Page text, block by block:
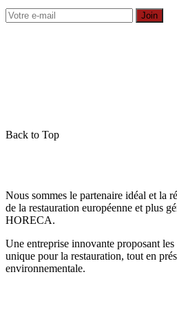
Join
Back to Top
Nous sommes le partenaire idéal et la
de la restauration européenne et plus
HORECA.
Une entreprise innovante proposant
unique pour la restauration, tout en
environnementale.